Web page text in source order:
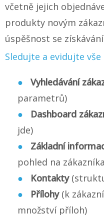
včetně jejich
produkty novým
úspěšnost se
Sledujte a evidujte vše
Vyhledávání
parametrů)
Dashboard
jde)
Základní
pohled na
Kontakty
Přílohy(k
množství příloh)